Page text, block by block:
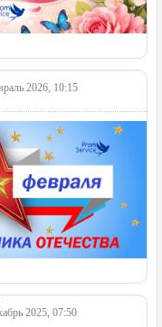
2026, 10:15
2025, 07:50